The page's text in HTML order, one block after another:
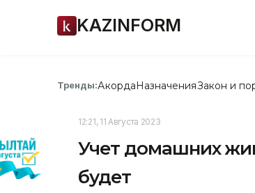
KAZINFORM
Тренды:АкордаНазначенияЗакон и
12:21, 11 Августа 2023
Учет домашних
будет